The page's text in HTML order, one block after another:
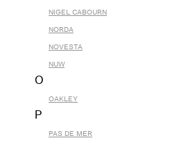
NIGEL CABOURN
NORDA
NOVESTA
NUW
O
OAKLEY
P
PAS DE MER